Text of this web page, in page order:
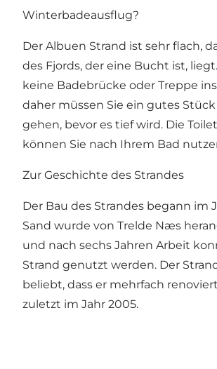
Winterbadeausflug?
Der Albuen Strand ist sehr flach,
des Fjords, der eine Bucht ist,
keine Badebrücke oder Treppe ins
daher müssen Sie ein gutes Stück
gehen, bevor es tief wird. Die
können Sie nach Ihrem Bad
Zur Geschichte des Strandes
Der Bau des Strandes begann im
Sand wurde von Trelde Næs
und nach sechs Jahren Arbeit
Strand genutzt werden. Der
beliebt, dass er mehrfach
zuletzt im Jahr 2005.